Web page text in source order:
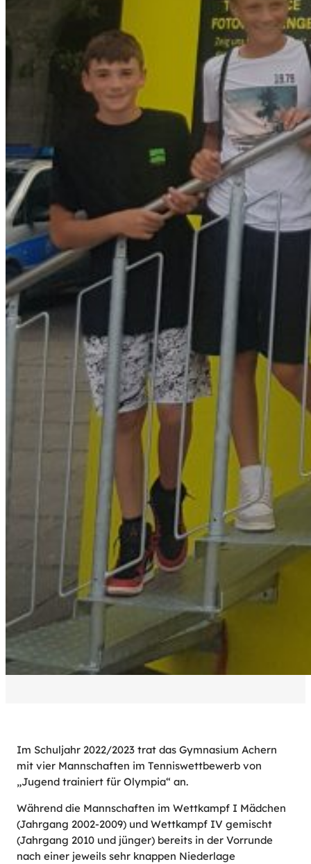
Im Schuljahr 2022/2023 trat das Gymnasium Achern
mit vier Mannschaften im Tenniswettbewerb von
„Jugend trainiert für Olympia“ an.
Während die Mannschaften im Wettkampf I Mädchen
(Jahrgang 2002-2009) und Wettkampf IV gemischt
(Jahrgang 2010 und jünger) bereits in der Vorrunde
nach einer jeweils sehr knappen Niederlage